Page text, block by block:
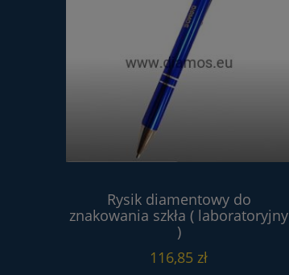
Rysik diamentowy do
znakowania szkła ( laboratoryjny
)
116,85 zł